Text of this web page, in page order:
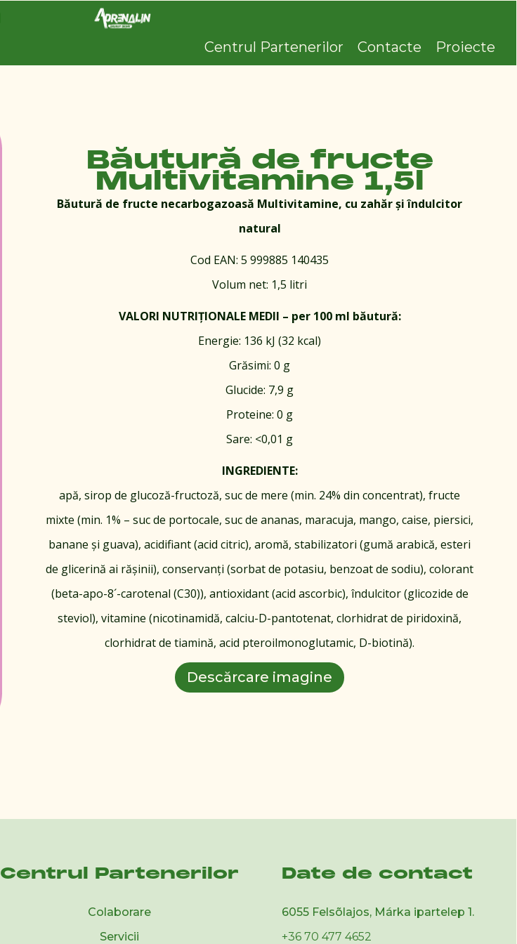
Centrul Partenerilor Contacte Proiecte
Băutură de fructe
Multivitamine 1,5l
Băutură de fructe necarbogazoasă Multivitamine, cu zahăr și îndulcitor
natural
Cod EAN: 5 999885 140435
Volum net: 1,5 litri
VALORI NUTRIȚIONALE MEDII – per 100 ml băutură:
Energie: 136 kJ (32 kcal)
Grăsimi: 0 g
Glucide: 7,9 g
Proteine: 0 g
Sare: <0,01 g
INGREDIENTE:
apă, sirop de glucoză-fructoză, suc de mere (min. 24% din concentrat), fructe
mixte (min. 1% – suc de portocale, suc de ananas, maracuja, mango, caise, piersici,
banane și guava), acidifiant (acid citric), aromă, stabilizatori (gumă arabică, esteri
de glicerină ai rășinii), conservanți (sorbat de potasiu, benzoat de sodiu), colorant
(beta-apo-8´-carotenal (C30)), antioxidant (acid ascorbic), îndulcitor (glicozide de
steviol), vitamine (nicotinamidă, calciu-D-pantotenat, clorhidrat de piridoxină,
clorhidrat de tiamină, acid pteroilmonoglutamic, D-biotină).
Descărcare imagine
Centrul Partenerilor
Colaborare
Servicii
Date de contact
6055 Felsõlajos, Márka ipartelep 1.
+36 70 477 4652